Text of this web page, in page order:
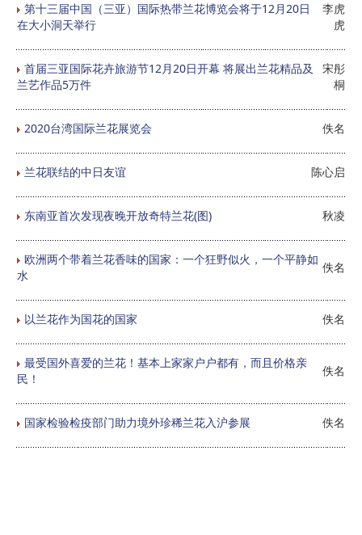
第十三届中国（三亚）国际热带兰花博览会将于12月20日
在大小洞天举行
李虎
虎
首届三亚国际花卉旅游节12月20日开幕 将展出兰花精品及
兰艺作品5万件
宋彤
桐
2020台湾国际兰花展览会 佚名
兰花联结的中日友谊 陈心启
东南亚首次发现夜晚开放奇特兰花(图) 秋凌
欧洲两个带着兰花香味的国家：一个狂野似火，一个平静如
水
佚名
以兰花作为国花的国家 佚名
最受国外喜爱的兰花！基本上家家户户都有，而且价格亲
民！
佚名
国家检验检疫部门助力境外珍稀兰花入沪参展 佚名